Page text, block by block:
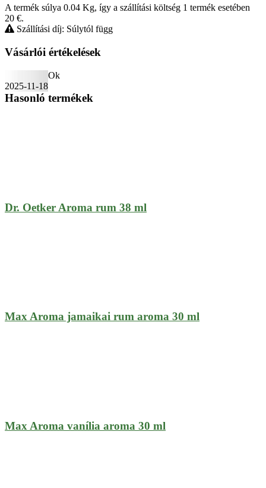
A termék súlya 0.04 Kg, így a szállítási költség 1 termék esetében
20 €.
Szállítási díj: Súlytól függ
Vásárlói értékelések
2025-11-18
Ok
Hasonló termékek
Dr. Oetker Aroma rum 38 ml
Max Aroma jamaikai rum aroma 30 ml
Max Aroma vanília aroma 30 ml